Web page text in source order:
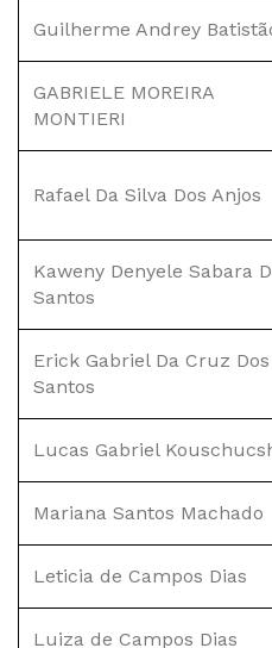
Guilherme Andrey
GABRIELE MOREIRA
MONTIERI
Rafael Da Silva Dos Anjos
Kaweny Denyele Sabara
Santos
Erick Gabriel Da Cruz Dos
Santos
Lucas Gabriel
Mariana Santos Machado
Leticia de Campos Dias
Luiza de Campos Dias